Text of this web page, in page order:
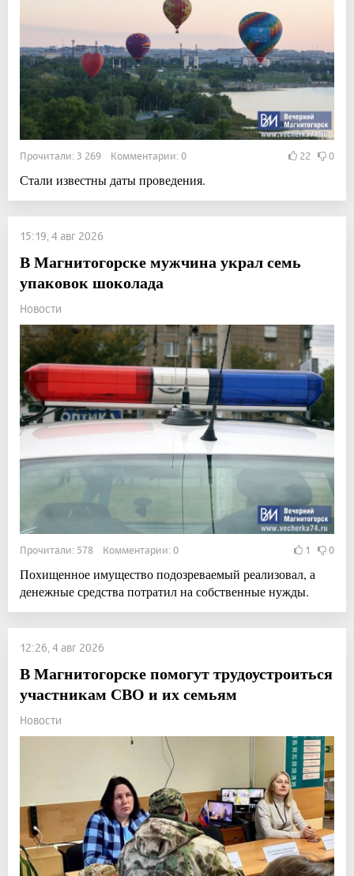
Прочитали: 3 269 Комментарии: 0 22 0
Стали известны даты проведения.
15:19, 4 авг 2026
В Магнитогорске мужчина украл семь
упаковок шоколада
Новости
Прочитали: 578 Комментарии: 0 1 0
Похищенное имущество подозреваемый реализовал, а
денежные средства потратил на собственные нужды.
12:26, 4 авг 2026
В Магнитогорске помогут трудоустроиться
участникам СВО и их семьям
Новости